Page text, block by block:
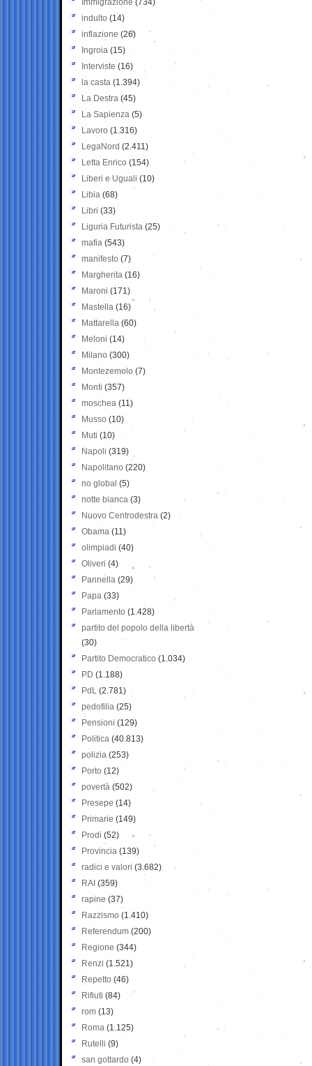
Immigrazione (734)
indulto (14)
inflazione (26)
Ingroia (15)
Interviste (16)
la casta (1.394)
La Destra (45)
La Sapienza (5)
Lavoro (1.316)
LegaNord (2.411)
Letta Enrico (154)
Liberi e Uguali (10)
Libia (68)
Libri (33)
Liguria Futurista (25)
mafia (543)
manifesto (7)
Margherita (16)
Maroni (171)
Mastella (16)
Mattarella (60)
Meloni (14)
Milano (300)
Montezemolo (7)
Monti (357)
moschea (11)
Musso (10)
Muti (10)
Napoli (319)
Napolitano (220)
no global (5)
notte bianca (3)
Nuovo Centrodestra (2)
Obama (11)
olimpiadi (40)
Oliveri (4)
Pannella (29)
Papa (33)
Parlamento (1.428)
partito del popolo della libertà
(30)
Partito Democratico (1.034)
PD (1.188)
PdL (2.781)
pedofilia (25)
Pensioni (129)
Politica (40.813)
polizia (253)
Porto (12)
povertà (502)
Presepe (14)
Primarie (149)
Prodi (52)
Provincia (139)
radici e valori (3.682)
RAI (359)
rapine (37)
Razzismo (1.410)
Referendum (200)
Regione (344)
Renzi (1.521)
Repetto (46)
Rifiuti (84)
rom (13)
Roma (1.125)
Rutelli (9)
san gottardo (4)